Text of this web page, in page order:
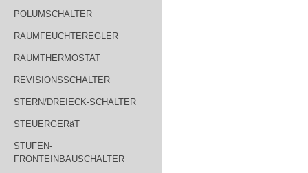
POLUMSCHALTER
RAUMFEUCHTEREGLER
RAUMTHERMOSTAT
REVISIONSSCHALTER
STERN/DREIECK-SCHALTER
STEUERGERäT
STUFEN-
FRONTEINBAUSCHALTER